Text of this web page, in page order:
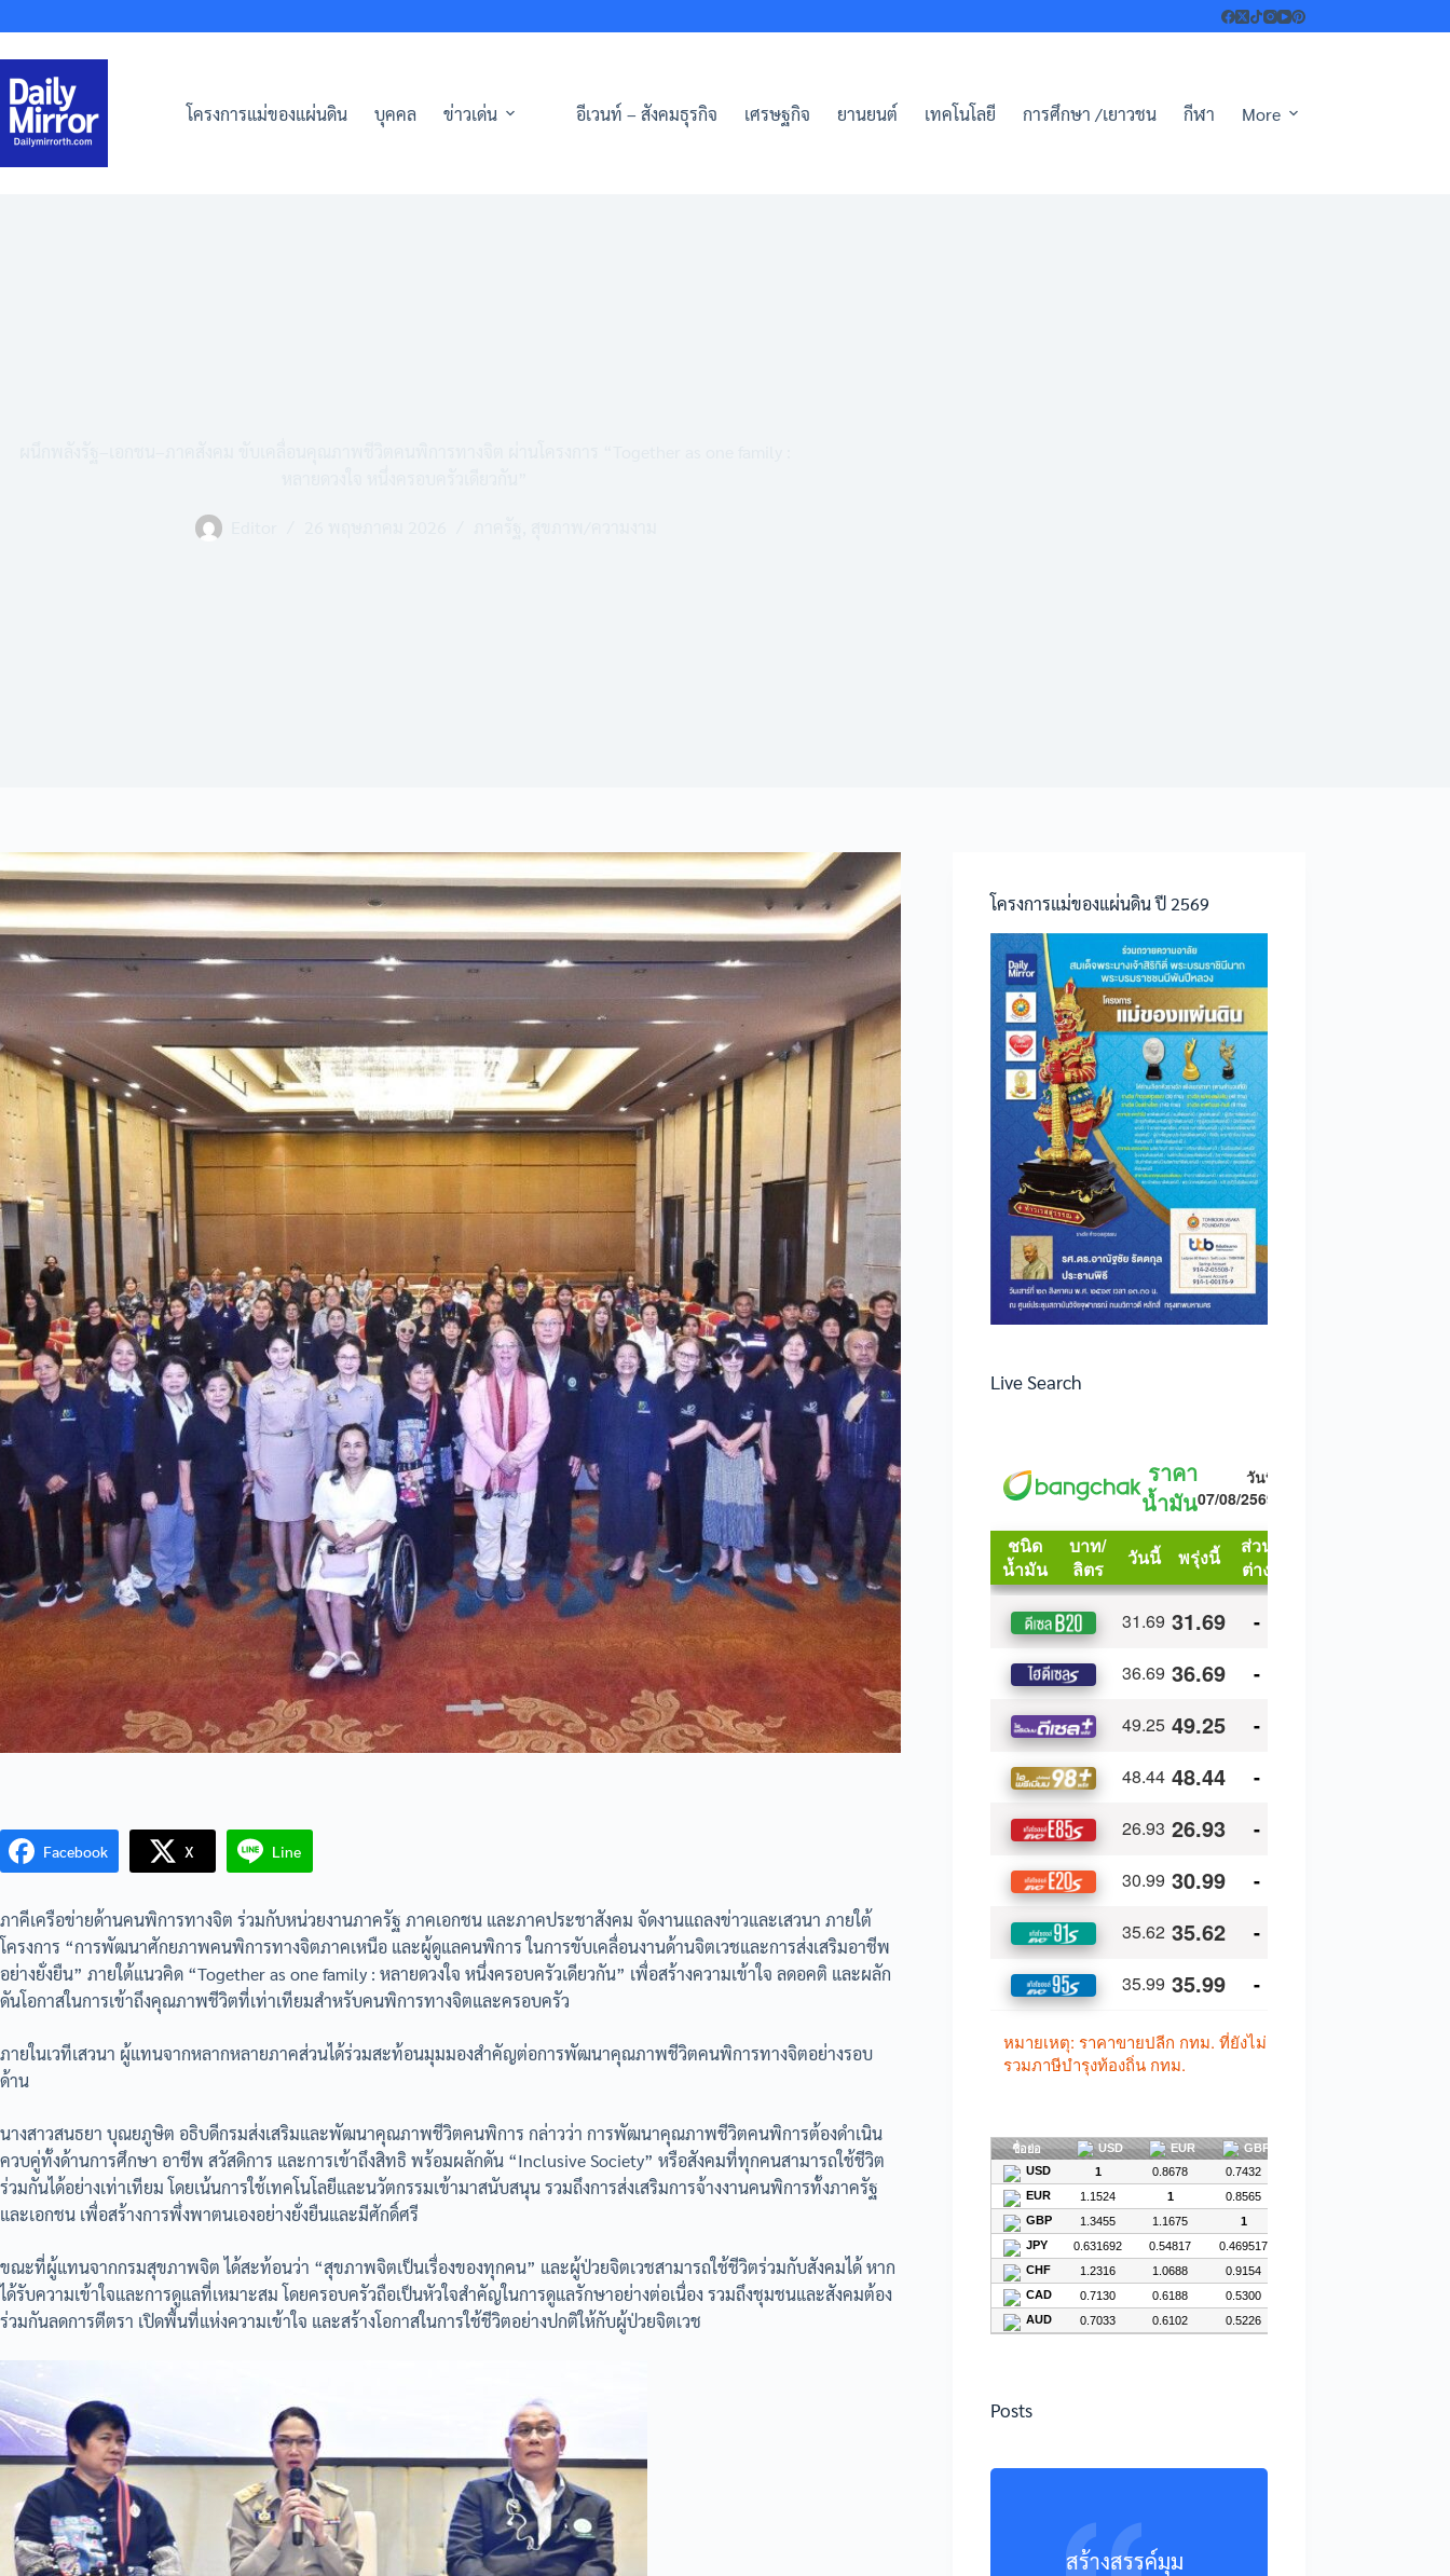
to
content
โครงการแม่ของแผ่นดิน บุคคล ข่าวเด่น อีเวนท์ – สังคมธุรกิจ เศรษฐกิจ ยานยนต์ เทคโนโลยี การศึกษา /เยาวชน กีฬา More
Facebook X Line
ภาคีเครือข่ายด้านคนพิการทางจิต ร่วมกับหน่วยงานภาครัฐ ภาคเอกชน และภาคประชาสังคม จัดงานแถลงข่าวและเสวนา ภายใต้
โครงการ “การพัฒนาศักยภาพคนพิการทางจิตภาคเหนือ และผู้ดูแลคนพิการ ในการขับเคลื่อนงานด้านจิตเวชและการส่งเสริมอาชีพ
อย่างยั่งยืน” ภายใต้แนวคิด “Together as one family : หลายดวงใจ หนึ่งครอบครัวเดียวกัน” เพื่อสร้างความเข้าใจ ลดอคติ และผลัก
ดันโอกาสในการเข้าถึงคุณภาพชีวิตที่เท่าเทียมสำหรับคนพิการทางจิตและครอบครัว
ภายในเวทีเสวนา ผู้แทนจากหลากหลายภาคส่วนได้ร่วมสะท้อนมุมมองสำคัญต่อการพัฒนาคุณภาพชีวิตคนพิการทางจิตอย่างรอบ
ด้าน
นางสาวสนธยา บุณยภูษิต อธิบดีกรมส่งเสริมและพัฒนาคุณภาพชีวิตคนพิการ กล่าวว่า การพัฒนาคุณภาพชีวิตคนพิการต้องดำเนิน
ควบคู่ทั้งด้านการศึกษา อาชีพ สวัสดิการ และการเข้าถึงสิทธิ พร้อมผลักดัน “Inclusive Society” หรือสังคมที่ทุกคนสามารถใช้ชีวิต
ร่วมกันได้อย่างเท่าเทียม โดยเน้นการใช้เทคโนโลยีและนวัตกรรมเข้ามาสนับสนุน รวมถึงการส่งเสริมการจ้างงานคนพิการทั้งภาครัฐ
และเอกชน เพื่อสร้างการพึ่งพาตนเองอย่างยั่งยืนและมีศักดิ์ศรี
ขณะที่ผู้แทนจากกรมสุขภาพจิต ได้สะท้อนว่า “สุขภาพจิตเป็นเรื่องของทุกคน” และผู้ป่วยจิตเวชสามารถใช้ชีวิตร่วมกับสังคมได้ หาก
ได้รับความเข้าใจและการดูแลที่เหมาะสม โดยครอบครัวถือเป็นหัวใจสำคัญในการดูแลรักษาอย่างต่อเนื่อง รวมถึงชุมชนและสังคมต้อง
ร่วมกันลดการตีตรา เปิดพื้นที่แห่งความเข้าใจ และสร้างโอกาสในการใช้ชีวิตอย่างปกติให้กับผู้ป่วยจิตเวช
โครงการแม่ของแผ่นดิน ปี 2569
Live Search
Posts
สร้างสรรค์มุม